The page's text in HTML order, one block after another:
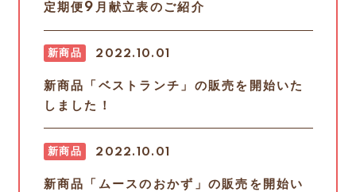
定期便9月献立表のご紹介
2022.10.01
新商品
新商品「ベストランチ」の販売を開始いた
しました！
2022.10.01
新商品
新商品「ムースのおかず」の販売を開始い